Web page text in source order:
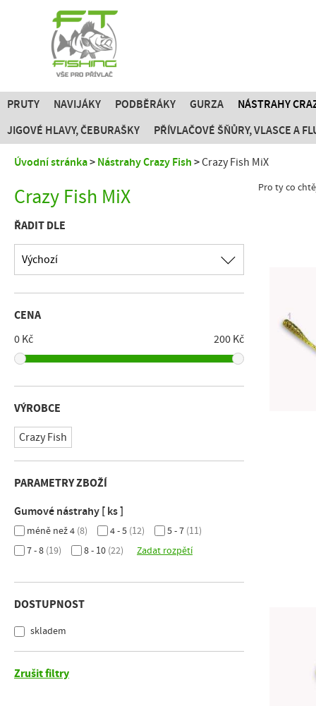
PRUTY NAVIJÁKY PODBĚRÁKY GURZA NÁSTRAHY
JIGOVÉ HLAVY, ČEBURAŠKY PŘÍVLAČOVÉ ŠŇŮRY, VLASCE A
Úvodní stránka Nástrahy Crazy Fish Crazy Fish MiX
Crazy Fish MiX
ŘADIT DLE
Výchozí
CENA
0 Kč
200 Kč
VÝROBCE
Crazy Fish
PARAMETRY ZBOŽÍ
Gumové nástrahy [ ks ]
méně než 4 (8) 4 - 5 (12) 5 - 7 (11)
7 - 8 (19) 8 - 10 (22) Zadat rozpětí
DOSTUPNOST
skladem
Zrušit filtry
Pro ty co